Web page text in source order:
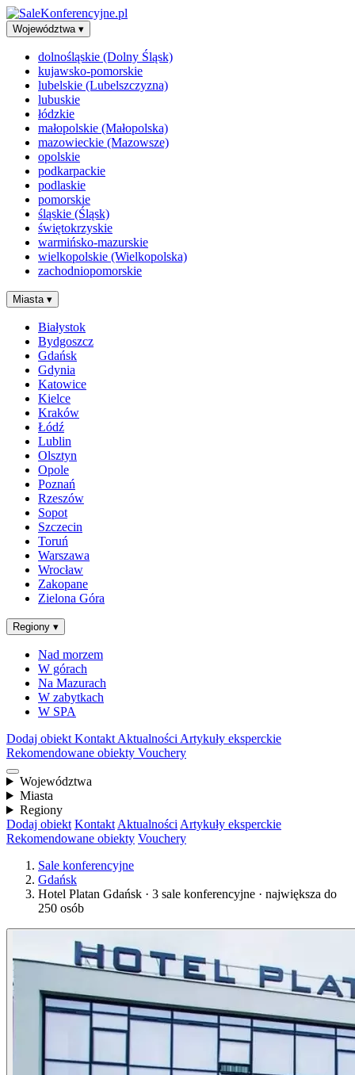
Województwa ▾
dolnośląskie (Dolny Śląsk)
kujawsko-pomorskie
lubelskie (Lubelszczyzna)
lubuskie
łódzkie
małopolskie (Małopolska)
mazowieckie (Mazowsze)
opolskie
podkarpackie
podlaskie
pomorskie
śląskie (Śląsk)
świętokrzyskie
warmińsko-mazurskie
wielkopolskie (Wielkopolska)
zachodniopomorskie
Miasta ▾
Białystok
Bydgoszcz
Gdańsk
Gdynia
Katowice
Kielce
Kraków
Łódź
Lublin
Olsztyn
Opole
Poznań
Rzeszów
Sopot
Szczecin
Toruń
Warszawa
Wrocław
Zakopane
Zielona Góra
Regiony ▾
Nad morzem
W górach
Na Mazurach
W zabytkach
W SPA
Dodaj obiekt Kontakt Aktualności Artykuły eksperckie
Rekomendowane obiekty Vouchery
Województwa
Miasta
Regiony
Dodaj obiekt Kontakt Aktualności Artykuły eksperckie
Rekomendowane obiekty Vouchery
Sale konferencyjne
Gdańsk
Hotel Platan Gdańsk · 3 sale konferencyjne · największa do
250 osób